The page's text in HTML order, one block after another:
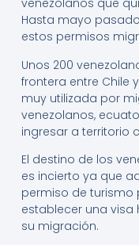
venezolanos que
Hasta mayo
estos permisos
Unos 200
frontera entre Chile
muy utilizada por
venezolanos,
ingresar a territorio
El destino de los
es incierto ya que
permiso de turismo
establecer una visa
su migración.